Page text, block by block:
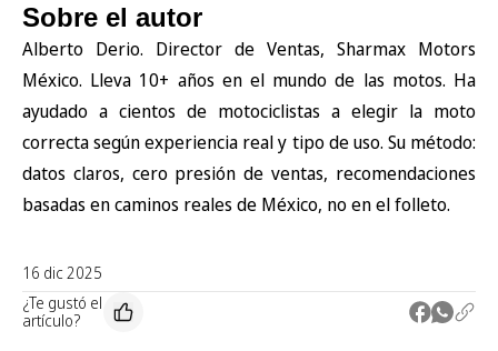
Sobre el autor
Alberto Derio. Director de Ventas, Sharmax Motors
México. Lleva 10+ años en el mundo de las motos. Ha
ayudado a cientos de motociclistas a elegir la moto
correcta según experiencia real y tipo de uso. Su método:
datos claros, cero presión de ventas, recomendaciones
basadas en caminos reales de México, no en el folleto.
16 dic 2025
¿Te gustó el
artículo?